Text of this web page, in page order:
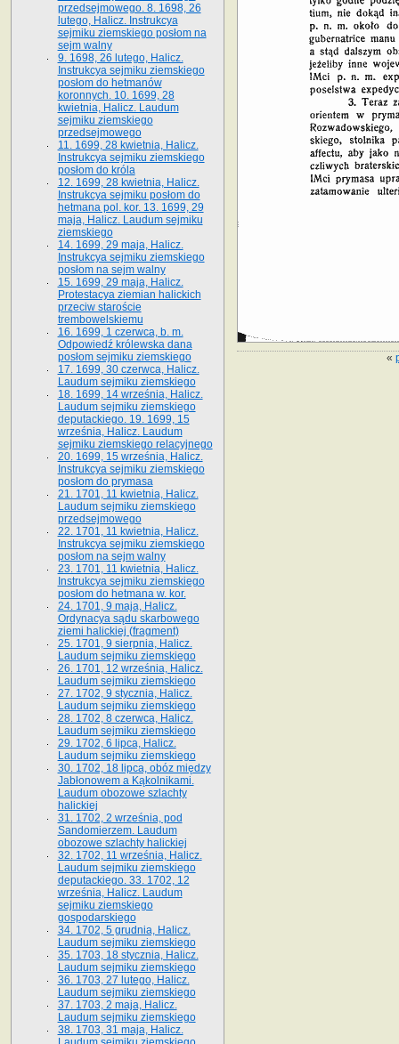
«
przedsejmowego. 8. 1698, 26
lutego, Halicz. Instrukcya
sejmiku ziemskiego posłom na
sejm walny
9. 1698, 26 lutego, Halicz.
Instrukcya sejmiku ziemskiego
posłom do hetmanów
koronnych. 10. 1699, 28
kwietnia, Halicz. Laudum
sejmiku ziemskiego
przedsejmowego
11. 1699, 28 kwietnia, Halicz.
Instrukcya sejmiku ziemskiego
posłom do króla
12. 1699, 28 kwietnia, Halicz.
Instrukcya sejmiku posłom do
hetmana pol. kor. 13. 1699, 29
maja, Halicz. Laudum sejmiku
ziemskiego
14. 1699, 29 maja, Halicz.
Instrukcya sejmiku ziemskiego
posłom na sejm walny
15. 1699, 29 maja, Halicz.
Protestacya ziemian halickich
przeciw staroście
trembowelskiemu
16. 1699, 1 czerwca, b. m.
Odpowiedź królewska dana
posłom sejmiku ziemskiego
17. 1699, 30 czerwca, Halicz.
Laudum sejmiku ziemskiego
18. 1699, 14 września, Halicz.
Laudum sejmiku ziemskiego
deputackiego. 19. 1699, 15
września, Halicz. Laudum
sejmiku ziemskiego relacyjnego
20. 1699, 15 września, Halicz.
Instrukcya sejmiku ziemskiego
posłom do prymasa
21. 1701, 11 kwietnia, Halicz.
Laudum sejmiku ziemskiego
przedsejmowego
22. 1701, 11 kwietnia, Halicz.
Instrukcya sejmiku ziemskiego
posłom na sejm walny
23. 1701, 11 kwietnia, Halicz.
Instrukcya sejmiku ziemskiego
posłom do hetmana w. kor.
24. 1701, 9 maja, Halicz.
Ordynacya sądu skarbowego
ziemi halickiej (fragment)
25. 1701, 9 sierpnia, Halicz.
Laudum sejmiku ziemskiego
26. 1701, 12 września, Halicz.
Laudum sejmiku ziemskiego
27. 1702, 9 stycznia, Halicz.
Laudum sejmiku ziemskiego
28. 1702, 8 czerwca, Halicz.
Laudum sejmiku ziemskiego
29. 1702, 6 lipca, Halicz.
Laudum sejmiku ziemskiego
30. 1702, 18 lipca, obóz między
Jabłonowem a Kąkolnikami.
Laudum obozowe szlachty
halickiej
31. 1702, 2 września, pod
Sandomierzem. Laudum
obozowe szlachty halickiej
32. 1702, 11 września, Halicz.
Laudum sejmiku ziemskiego
deputackiego. 33. 1702, 12
września, Halicz. Laudum
sejmiku ziemskiego
gospodarskiego
34. 1702, 5 grudnia, Halicz.
Laudum sejmiku ziemskiego
35. 1703, 18 stycznia, Halicz.
Laudum sejmiku ziemskiego
36. 1703, 27 lutego, Halicz.
Laudum sejmiku ziemskiego
37. 1703, 2 maja, Halicz.
Laudum sejmiku ziemskiego
38. 1703, 31 maja, Halicz.